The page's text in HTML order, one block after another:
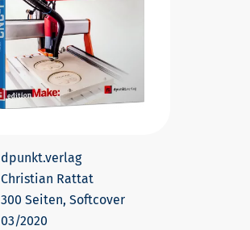
dpunkt.verlag
Christian Rattat
300 Seiten, Softcover
03/2020